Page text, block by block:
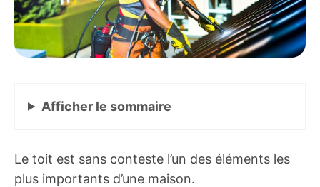
Afficher le sommaire
Le toit est sans conteste l’un des éléments les
plus importants d’une maison.